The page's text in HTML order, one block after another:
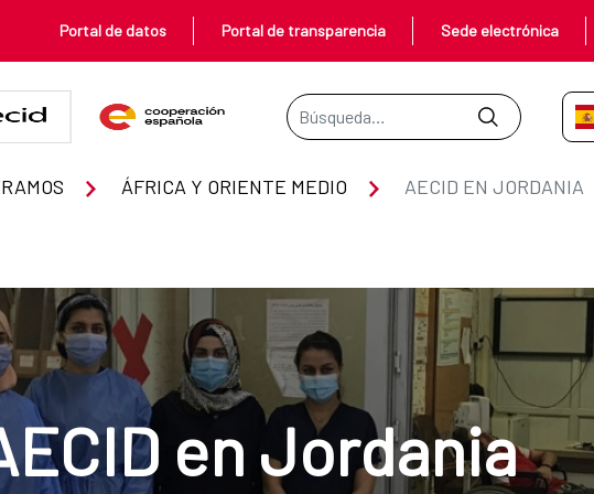
Portal de datos Portal de transparencia Sede electrónica
Barra de búsqueda
ÁFRICA Y ORIENTE MEDIO AECID EN JORDANIA
en Jordania